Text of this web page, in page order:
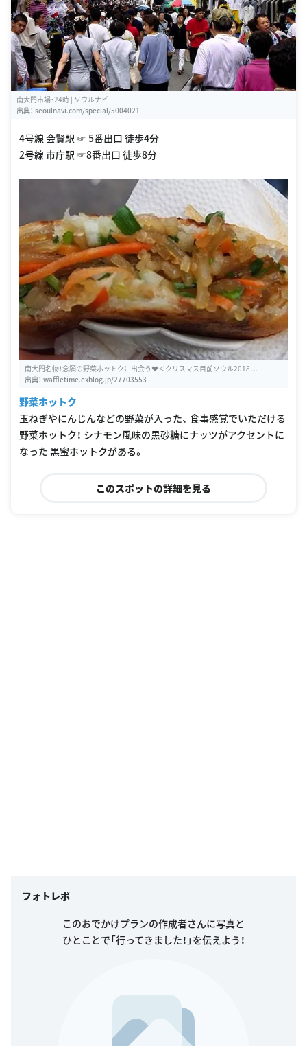
南大門市場・24時 | ソウルナビ
出典： seoulnavi.com/special/5004021
4号線 会賢駅 ☞ 5番出口 徒歩4分
2号線 市庁駅 ☞8番出口 徒歩8分
南大門名物！念願の野菜ホットクに出会う♥＜クリスマス目前ソウル2018 ...
出典： waffletime.exblog.jp/27703553
野菜ホットク
玉ねぎやにんじんなどの野菜が入った、 食事感覚でいただける
野菜ホットク！ シナモン風味の黒砂糖にナッツがアクセントに
なった 黒蜜ホットクがある。
このスポットの詳細を見る
フォトレポ
このおでかけプランの作成者さんに写真と
ひとことで「行ってきました！」を伝えよう！